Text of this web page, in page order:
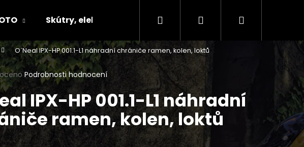
Skútry, elektr.skútry CENÍK SERVISNÍCH ÚKONŮ
Hledat PřihlášeníNákupní
O´Neal IPX-HP 001.1-L1 náhradní chrániče ramen, kolen, loktů
Podrobnosti hodnocení
IPX-HP 001.1-L1 náhradní
ramen, kolen, loktů